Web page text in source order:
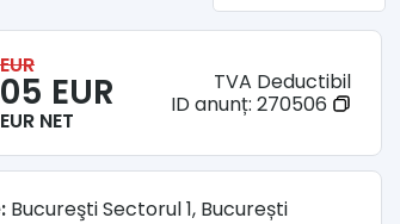
EUR
NET
TVA Deductibil
ID anunț: 270506
Bucureşti Sectorul 1, București